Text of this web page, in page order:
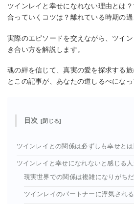
ツインレイと幸せになれない理由とは
合っていくコツは？離れている時期の過
実際のエピソードを交えながら、ツイ
き合い方を解説します。
魂の絆を信じて、真実の愛を探求する
とこの記事が、あなたの道しるべになっ
目次
ツインレイとの関係は必ずしも幸せと
ツインレイと幸せになれないと感じる
現実世界での関係は複雑になりがち
ツインレイのパートナーに浮気され